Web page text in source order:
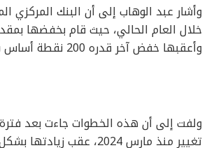
وأشار عبد الوهاب إلى أن البنك
وأعقبها خفض آخر قدره 200 نقطة أساس في أغسطس.
ولفت إلى أن هذه الخطوات جاءت بعد فترة